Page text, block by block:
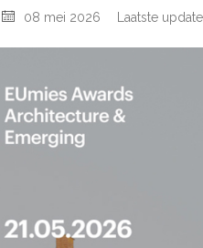
08 mei 2026 Laatste